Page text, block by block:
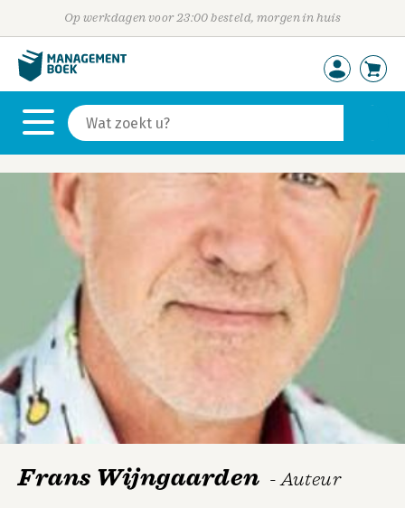
Op werkdagen voor 23:00 besteld, morgen in huis
Frans Wijngaarden - Auteur